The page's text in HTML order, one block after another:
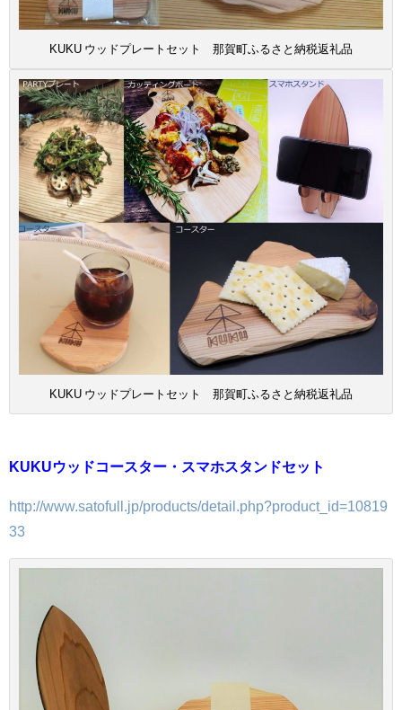
KUKU ウッドプレートセット 那賀町ふるさと納税返礼品
KUKU ウッドプレートセット 那賀町ふるさと納税返礼品
KUKUウッドコースター・スマホスタンドセット
http://www.satofull.jp/products/detail.php?product_id=10819
33